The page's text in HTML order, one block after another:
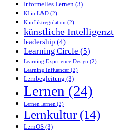
Informelles Lernen (3)
KI in L&D (2)
Konfliktregulation (2)
künstliche Intelligenzt
leadership (4)
Learning Circle (5)
Learning Experience Design (2)
Learning Influencer (2)
Lernbegleitung (3)
Lernen (24)
Lernen lernen (2)
Lernkultur(14)
LernOS (3)